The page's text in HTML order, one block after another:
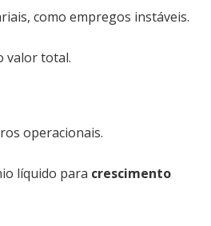
como empregos instáveis.
valor total.
operacionais.
líquido para crescimento